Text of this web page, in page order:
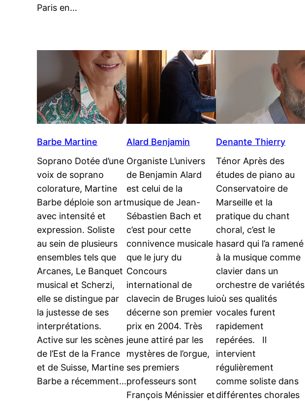
Paris en…
Barbe Martine
Soprano Dotée d’une
voix de soprano
colorature, Martine
Barbe déploie son art
avec intensité et
expression. Soliste
au sein de plusieurs
ensembles tels que
Arcanes, Le Banquet
musical et Scherzi,
elle se distingue par
la justesse de ses
interprétations.
Active sur les scènes
de l’Est de la France
et de Suisse, Martine
Barbe a récemment…
Alard Benjamin
Organiste L’univers
de Benjamin Alard
est celui de la
musique de Jean-
Sébastien Bach et
c’est pour cette
connivence musicale
que le jury du
Concours
international de
clavecin de Bruges lui
décerne son premier
prix en 2004. Très
jeune attiré par les
mystères de l’orgue,
ses premiers
professeurs sont
François Ménissier et
Denante Thierry
Ténor Après des
études de piano au
Conservatoire de
Marseille et la
pratique du chant
choral, c’est le
hasard qui l’a ramené
à la musique comme
clavier dans un
orchestre de variétés
où ses qualités
vocales furent
rapidement
repérées. Il
intervient
régulièrement
comme soliste dans
différentes chorales